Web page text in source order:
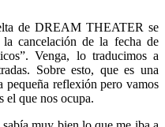
de DREAM THEATER se
cancelación de la fecha de
Venga, lo traducimos a
Sobre esto, que es una
pequeña reflexión pero vamos
el que nos ocupa.